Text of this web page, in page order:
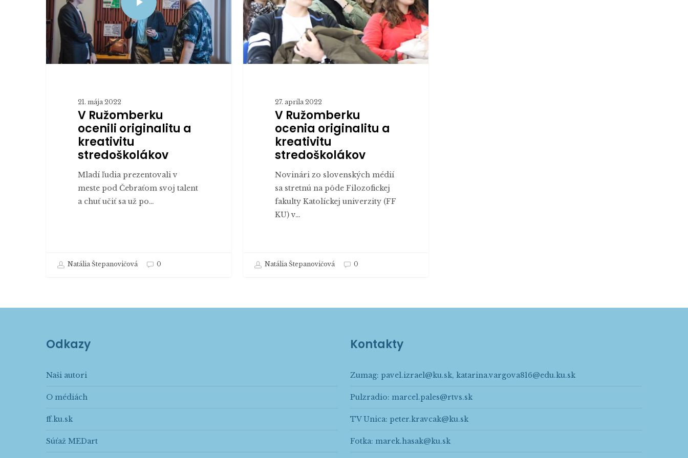
21. mája 2022
V Ružomberku
ocenili originalitu a
kreativitu
stredoškolákov
Mladí ľudia prezentovali v
meste pod Čebraťom svoj talent
a chuť učiť sa už po…
Natália Štepanovičová 0
kreativitu
stredoškolákov
27. apríla 2022
V Ružomberku
ocenia originalitu a
kreativitu
stredoškolákov
Novinári zo slovenských médií
sa stretnú na pôde Filozofickej
fakulty Katolíckej univerzity (FF
KU) v…
Natália Štepanovičová 0
Odkazy
Naši autori
O médiách
ff.ku.sk
Súťaž MEDart
Kontakty
Zumag: pavel.izrael@ku.sk, katarina.vargova816@edu.ku.sk
Pulzradio: marcel.pales@rtvs.sk
TV Unica: peter.kravcak@ku.sk
Fotka: marek.hasak@ku.sk